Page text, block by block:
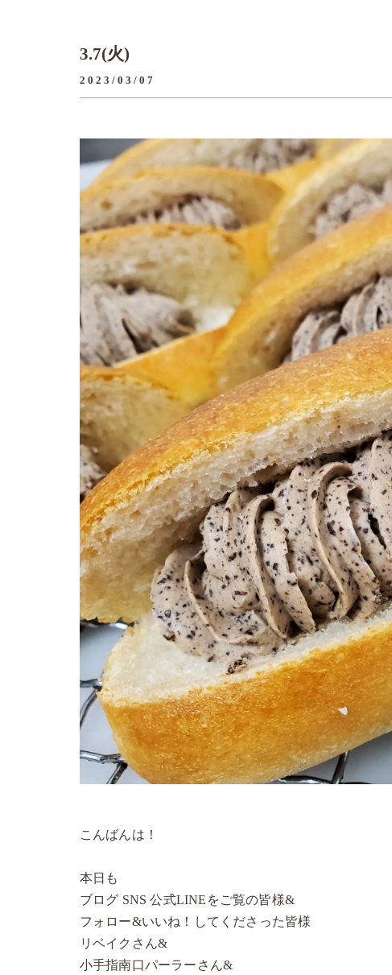
3.7(火)
2023/03/07
こんばんは！
本日も
ブログ SNS 公式LINEをご覧の皆様&
フォロー&いいね！してくださった皆様
リベイクさん&
小手指南口パーラーさん&